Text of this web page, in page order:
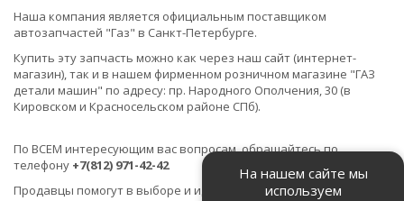
Наша компания является официальным поставщиком
автозапчастей "Газ" в Санкт-Петербурге.
Купить эту запчасть можно как через наш сайт (интернет-
магазин), так и в нашем фирменном розничном магазине "ГАЗ
детали машин" по адресу: пр. Народного Ополчения, 30 (в
Кировском и Красносельском районе СПб).
По ВСЕМ интересующим вас вопросам, обращайтесь по
телефону +7(812) 971-42-42
Продавцы помогут в выборе и идентификации товара.
На нашем сайте мы
используем